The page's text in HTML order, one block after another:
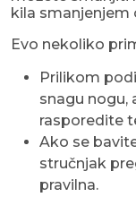
kila smanjenjem
Evo nekoliko
Prilikom
snagu nogu,
rasporedite
Ako se
stručnjak
pravilna.